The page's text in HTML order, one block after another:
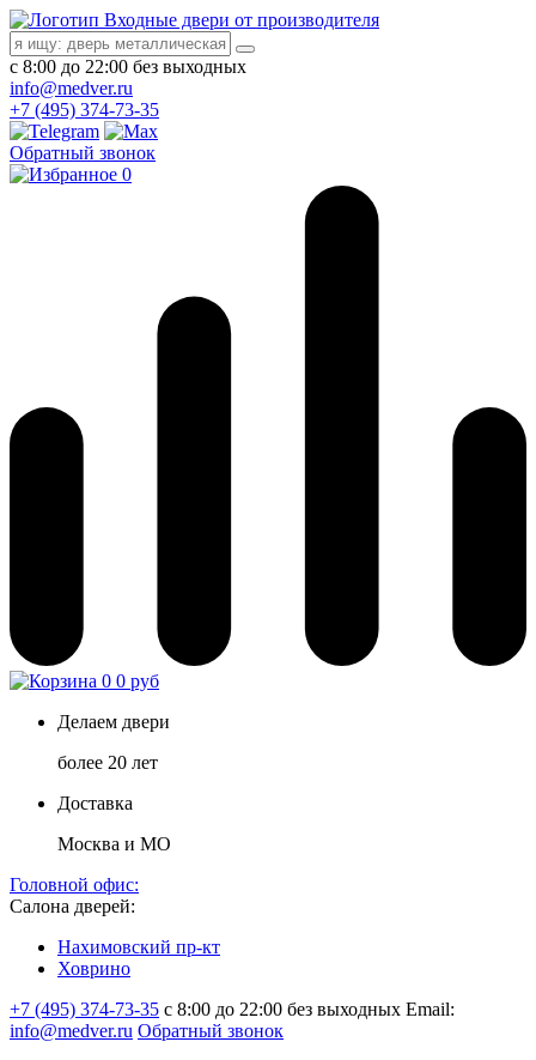
Входные двери от производителя
с 8:00 до 22:00 без выходных
info@medver.ru
+7 (495) 374-73-35
Обратный звонок
0
0 0 руб
Делаем двери
более 20 лет
Доставка
Москва и МО
Головной офис:
Салона дверей:
Нахимовский пр-кт
Ховрино
+7 (495) 374-73-35 с 8:00 до 22:00 без выходных Email:
info@medver.ru Обратный звонок